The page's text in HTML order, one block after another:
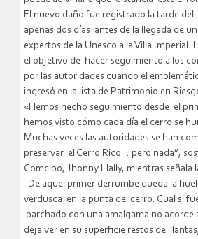
El nuevo daño fue registrado la tarde del
apenas dos días antes de la llegada de
expertos de la Unesco a la Villa Imperial.
el objetivo de hacer seguimiento a los
por las autoridades cuando el
ingresó en la lista de Patrimonio en
«Hemos hecho seguimiento desde el
hemos visto cómo cada día el cerro se
Muchas veces las autoridades se han
preservar el Cerro Rico… pero nada”,
Comcipo, Jhonny Llally, mientras señala
De aquel primer derrumbe queda la
verdusca en la punta del cerro. Cual si
parchado con una amalgama no acorde
deja ver en su superficie restos de